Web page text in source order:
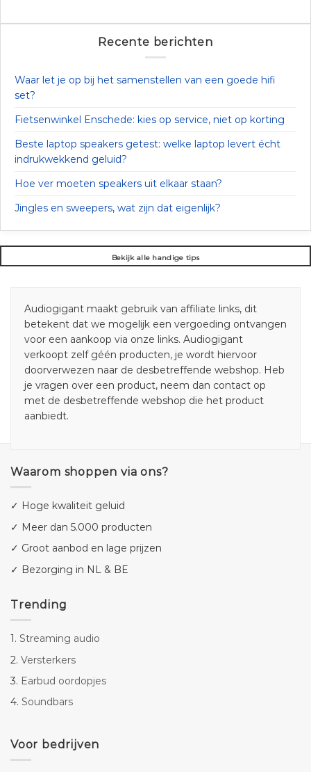
Recente berichten
Waar let je op bij het samenstellen van een goede hifi
set?
Fietsenwinkel Enschede: kies op service, niet op korting
Beste laptop speakers getest: welke laptop levert écht
indrukwekkend geluid?
Hoe ver moeten speakers uit elkaar staan?
Jingles en sweepers, wat zijn dat eigenlijk?
Bekijk alle handige tips
Audiogigant maakt gebruik van affiliate links, dit
betekent dat we mogelijk een vergoeding ontvangen
voor een aankoop via onze links. Audiogigant
verkoopt zelf géén producten, je wordt hiervoor
doorverwezen naar de desbetreffende webshop. Heb
je vragen over een product, neem dan contact op
met de desbetreffende webshop die het product
aanbiedt.
Waarom shoppen via ons?
✓ Hoge kwaliteit geluid
✓ Meer dan 5.000 producten
✓ Groot aanbod en lage prijzen
✓ Bezorging in NL & BE
Trending
1. Streaming audio
2. Versterkers
3. Earbud oordopjes
4. Soundbars
Voor bedrijven